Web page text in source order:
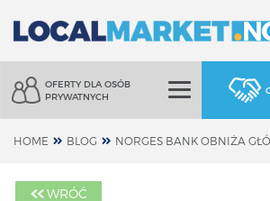
OFERTY DLA OSÓB
PRYWATNYCH
HOME BLOG
WRÓĆ